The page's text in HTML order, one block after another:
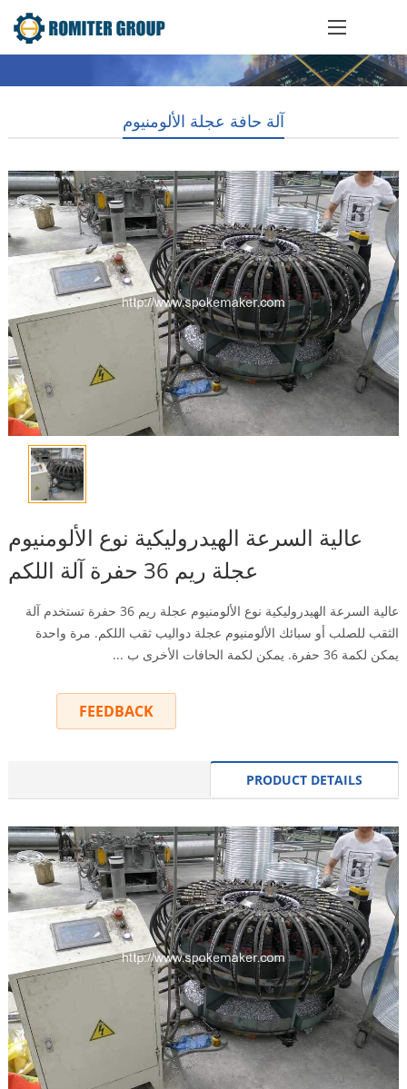
آلة حافة عجلة الألومنيوم
عالية السرعة الهيدروليكية نوع الألومنيوم
عجلة ريم 36 حفرة آلة اللكم
عالية السرعة الهيدروليكية نوع الألومنيوم عجلة ريم 36 حفرة تستخدم آلة
الثقب للصلب أو سبائك الألومنيوم عجلة دواليب ثقب اللكم. مرة واحدة
يمكن لكمة 36 حفرة. يمكن لكمة الحافات الأخرى ب ...
FEEDBACK
PRODUCT DETAILS